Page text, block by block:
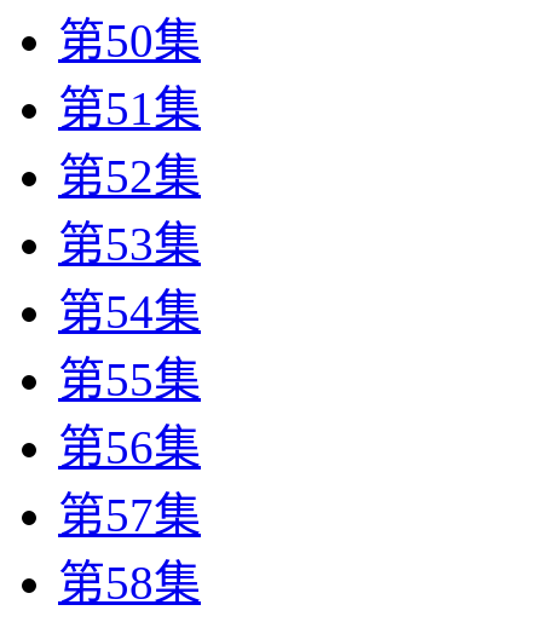
第50集
第51集
第52集
第53集
第54集
第55集
第56集
第57集
第58集